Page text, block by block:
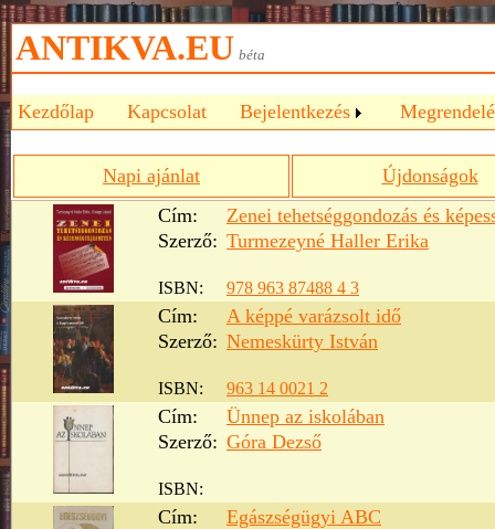
ANTIKVA.EU béta
Kezdőlap Kapcsolat Bejelentkezés
Napi ajánlat
Újdonságok
Cím:
Zenei tehetséggondozás és
Szerző: Turmezeyné Haller Erika
ISBN: 978 963 87488 4 3
Cím:
A képpé varázsolt idő
Szerző: Nemeskürty István
ISBN: 963 14 0021 2
Cím:
Ünnep az iskolában
Szerző: Góra Dezső
ISBN:
Cím:
Egászségügyi ABC